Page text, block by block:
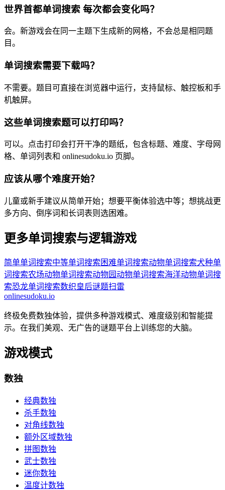
世界首都单词搜索 每次都会变化吗？
会。新游戏会在同一主题下生成新的网格，不会总是相同题
目。
单词搜索需要下载吗？
不需要。题目可直接在浏览器中运行，支持鼠标、触控板和手
机触屏。
这些单词搜索题可以打印吗？
可以。点击打印会打开干净的题纸，包含标题、难度、字母网
格、单词列表和 onlinesudoku.io 页脚。
应该从哪个难度开始？
儿童或新手建议从简单开始；想要平衡体验选中等；想挑战更
多方向、倒序词和长词表则选困难。
更多单词搜索与逻辑游戏
简单单词搜索中等单词搜索 困难单词搜索动物单词搜索犬种单
词搜索农场动物单词搜索动物园动物单词搜索海洋动物单词搜
索恐龙单词搜索数织皇后谜题扫雷
onlinesudoku.io
终极免费数独体验，提供多种游戏模式、难度级别和智能提
示。在我们美观、无广告的谜题平台上训练您的大脑。
游戏模式
数独
经典数独
杀手数独
对角线数独
额外区域数独
拼图数独
武士数独
迷你数独
温度计数独